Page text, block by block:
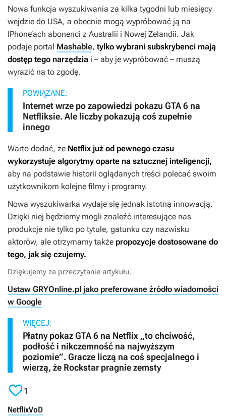
Nowa funkcja wyszukiwania za kilka tygodni lub miesięcy
wejdzie do USA, a obecnie mogą wypróbować ją na
IPhone’ach abonenci z Australii i Nowej Zelandii. Jak
podaje portal Mashable, tylko wybrani subskrybenci mają
dostęp tego narzędzia i – aby je wypróbować – muszą
wyrazić na to zgodę.
POWIĄZANE:
Internet wrze po zapowiedzi pokazu GTA 6 na
Netfliksie. Ale liczby pokazują coś zupełnie
innego
Warto dodać, że Netflix już od pewnego czasu
wykorzystuje algorytmy oparte na sztucznej inteligencji,
aby na podstawie historii oglądanych treści polecać swoim
użytkownikom kolejne filmy i programy.
Nowa wyszukiwarka wydaje się jednak istotną innowacją.
Dzięki niej będziemy mogli znaleźć interesujące nas
produkcje nie tylko po tytule, gatunku czy nazwisku
aktorów, ale otrzymamy także propozycje dostosowane do
tego, jak się czujemy.
Dziękujemy za przeczytanie artykułu.
Ustaw GRYOnline.pl jako preferowane źródło wiadomości
w Google
WIĘCEJ:
Płatny pokaz GTA 6 na Netflix „to chciwość,
podłość i nikczemność na najwyższym
poziomie”. Gracze liczą na coś specjalnego i
wierzą, że Rockstar pragnie zemsty
1
NetflixVoD